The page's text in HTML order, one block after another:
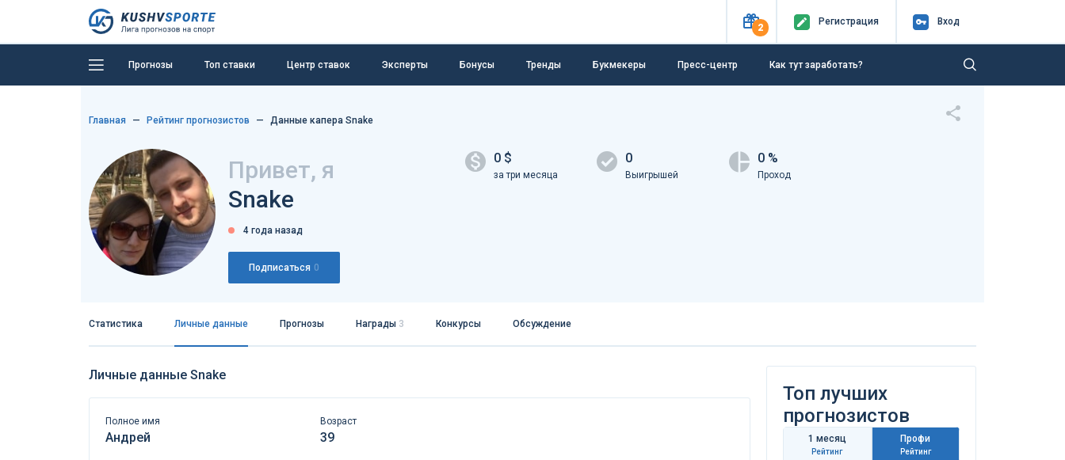
2
Регистрация Вход
Прогнозы Топ ставки Центр ставок Эксперты Бонусы Тренды Букмекеры Пресс-центр Как тут заработать?
Главная Рейтинг прогнозистов Данные капера Snake
Привет, я
Snake
4 года назад
Подписаться 0
0 $
за три месяца
0
Выигрышей
0 %
Проход
Статистика Личные данные Прогнозы Награды 3 Конкурсы Обсуждение
Личные данные Snake
Полное имя
Андрей
Возраст
39
Топ лучших
прогнозистов
1 месяц
Рейтинг
Профи
Рейтинг